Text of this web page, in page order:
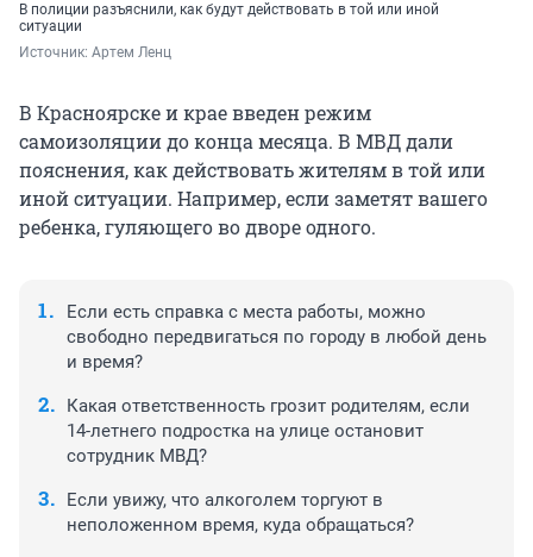
В полиции разъяснили, как будут действовать в той или иной
ситуации
Источник: Артем Ленц
В Красноярске и крае введен режим
самоизоляции до конца месяца. В МВД дали
пояснения, как действовать жителям в той или
иной ситуации. Например, если заметят вашего
ребенка, гуляющего во дворе одного.
Если есть справка с места работы, можно
свободно передвигаться по городу в любой день
и время?
Какая ответственность грозит родителям, если
14-летнего подростка на улице остановит
сотрудник МВД?
Если увижу, что алкоголем торгуют в
неположенном время, куда обращаться?